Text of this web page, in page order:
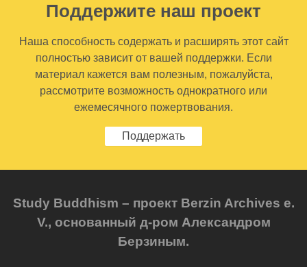
Поддержите наш проект
Наша способность содержать и расширять этот сайт
полностью зависит от вашей поддержки. Если
материал кажется вам полезным, пожалуйста,
рассмотрите возможность однократного или
ежемесячного пожертвования.
Поддержать
Study Buddhism – проект Berzin Archives e.
V., основанный д-ром Александром
Берзиным.